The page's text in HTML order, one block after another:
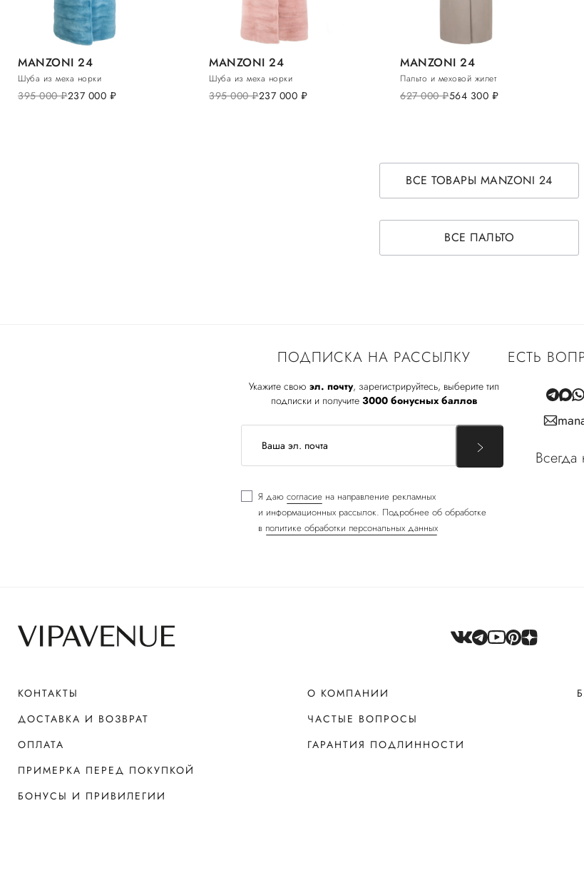
MANZONI 24
Шуба из меха норки
395 000руб.237 000 руб.
MANZONI 24
Шуба из меха норки
395 000руб.237 000 руб.
MANZONI 24
Пальто и меховой жилет
627 000руб.564 300 руб.
ВСЕ ТОВАРЫ MANZONI 24
ВСЕ ПАЛЬТО
ПОДПИСКА НА РАССЫЛКУ
Укажите свою эл. почту, зарегистрируйтесь, выберите тип
подписки и получите 3000 бонусных баллов
Я даю согласие на направление рекламных
и информационных рассылок. Подробнее об обработке
в политике обработки персональных данных
ЕСТЬ
КОНТАКТЫ
ДОСТАВКА И ВОЗВРАТ
ОПЛАТА
ПРИМЕРКА ПЕРЕД ПОКУПКОЙ
БОНУСЫ И ПРИВИЛЕГИИ
О КОМПАНИИ
ЧАСТЫЕ ВОПРОСЫ
ГАРАНТИЯ ПОДЛИННОСТИ